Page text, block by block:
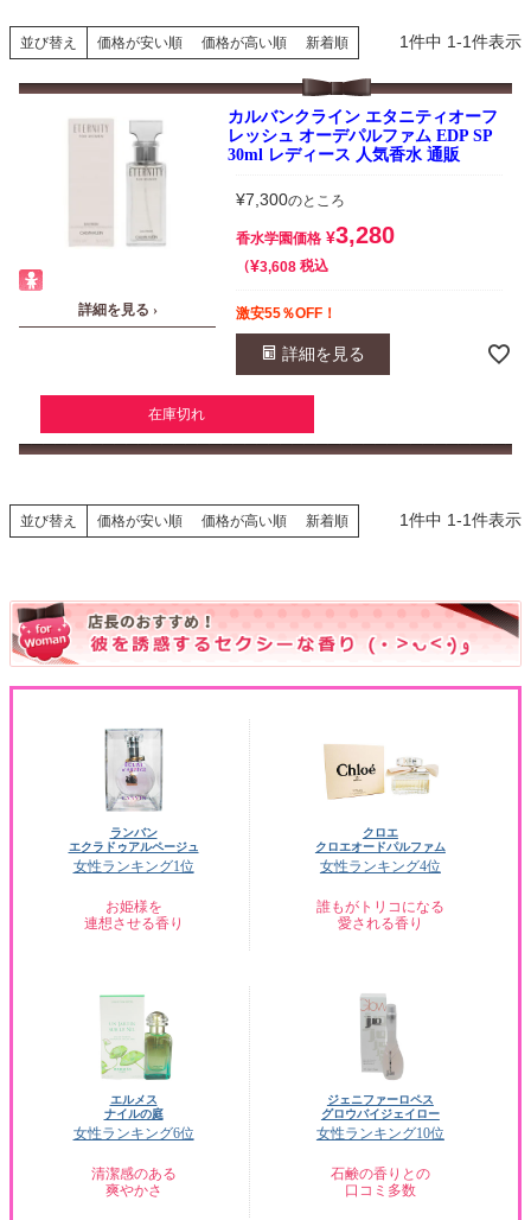
並び替え 価格が安い順 価格が高い順 新着順 1件中 1-1件表示
詳細を見る ›
カルバンクライン エタニティオーフ
レッシュ オーデパルファム EDP SP
30ml レディース 人気香水 通販
¥7,300のところ
香水学園価格 ¥3,280
¥3,608 税込
激安55％OFF！
詳細を見る
在庫切れ
並び替え 価格が安い順 価格が高い順 新着順 1件中 1-1件表示
ランバン
エクラドゥアルページュ
女性ランキング1位
お姫様を
連想させる香り
クロエ
クロエオードパルファム
女性ランキング4位
誰もがトリコになる
愛される香り
エルメス
ナイルの庭
女性ランキング6位
清潔感のある
爽やかさ
ジェニファーロペス
グロウバイジェイロー
女性ランキング10位
石鹸の香りとの
口コミ多数